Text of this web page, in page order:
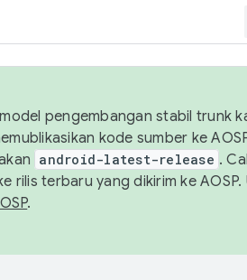
pengembangan stabil trunk
kode sumber ke
android-latest-release .
rilis terbaru yang dikirim ke
.